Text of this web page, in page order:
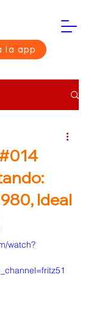
la app
Ideal
watch?